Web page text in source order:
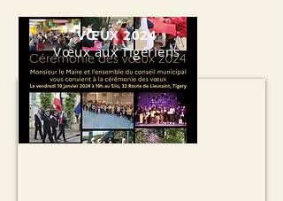
VŒUX 2024
Vœux aux Tigériens